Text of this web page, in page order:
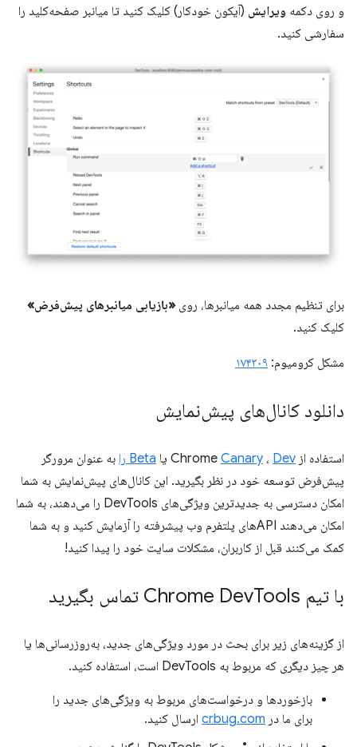
و روی دکمه ویرایش (آیکون خودکار) کلیک کنید تا میانبر صفحه‌کلید را
سفارشی کنید.
برای تنظیم مجدد همه میانبرها، روی «بازیابی میانبرهای پیش‌فرض»
کلیک کنید.
مشکل کرومیوم: ۱۷۴۳۰۹
دانلود کانال‌های پیش‌نمایش
استفاده از Chrome Canary ، Dev یا Beta را
به عنوان مرورگر
پیش‌فرض توسعه خود در نظر بگیرید. این کانال‌های پیش‌نمایش به شما
امکان دسترسی به جدیدترین ویژگی‌های DevTools را می‌دهند، به شما
امکان می‌دهند APIهای پلتفرم وب پیشرفته را آزمایش کنید و به شما
کمک می‌کنند قبل از کاربران، مشکلات سایت خود را پیدا کنید!
با تیم Chrome Dev Tools تماس بگیرید
از گزینه‌های زیر برای بحث در مورد ویژگی‌های جدید، به‌روزرسانی‌ها یا
هر چیز دیگری که مربوط به DevTools است، استفاده کنید.
بازخوردها و درخواست‌های مربوط به ویژگی‌های جدید را
برای ما در crbug.com ارسال کنید.